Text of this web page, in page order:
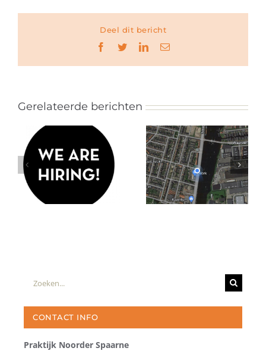
Deel dit bericht
Facebook
TwitterLinkedIn
E-
Gerelateerde berichten
Zoeken
CONTACT INFO
Praktijk Noorder Spaarne